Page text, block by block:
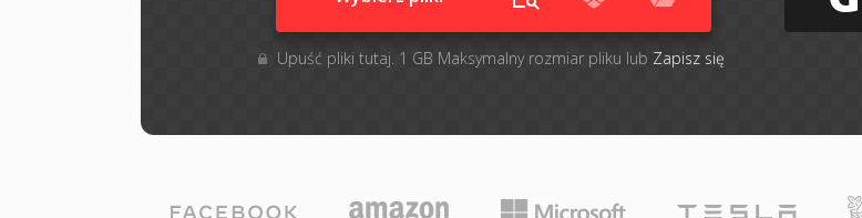
Upuść pliki tutaj. 1 GB Maksymalny rozmiar pliku lub Zapisz się